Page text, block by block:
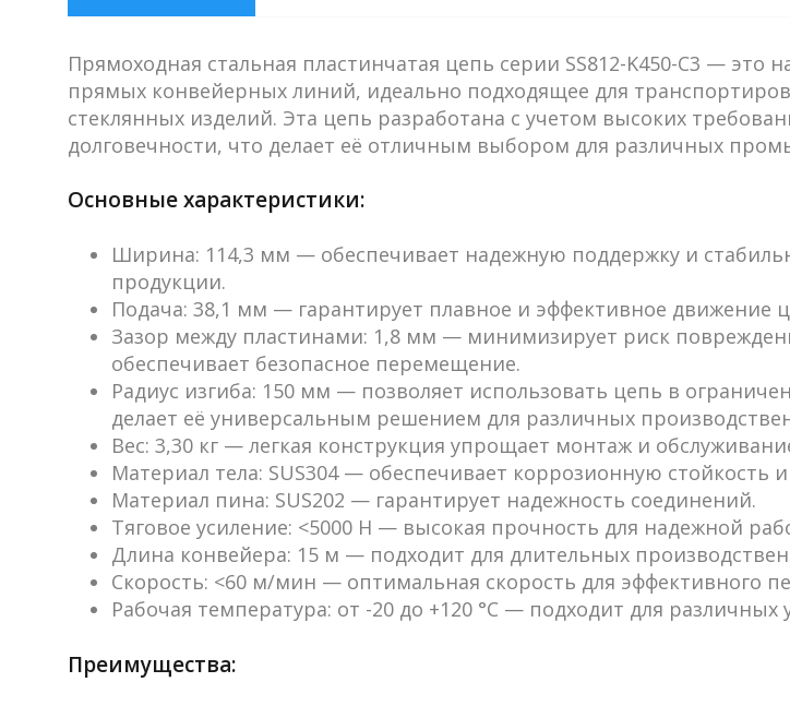
Прямоходная стальная пластинчатая цепь серии SS812-K450-C3 — это
прямых конвейерных линий, идеально подходящее для
стеклянных изделий. Эта цепь разработана с учетом высоких
долговечности, что делает её отличным выбором для различных
Основные характеристики:
Ширина: 114,3 мм — обеспечивает надежную поддержку и
продукции.
Подача: 38,1 мм — гарантирует плавное и эффективное движение
Зазор между пластинами: 1,8 мм — минимизирует риск
обеспечивает безопасное перемещение.
Радиус изгиба: 150 мм — позволяет использовать цепь в
делает её универсальным решением для различных
Вес: 3,30 кг — легкая конструкция упрощает монтаж и
Материал тела: SUS304 — обеспечивает коррозионную стойкость
Материал пина: SUS202 — гарантирует надежность соединений.
Тяговое усиление: <5000 Н — высокая прочность для надежной
Длина конвейера: 15 м — подходит для длительных
Скорость: <60 м/мин — оптимальная скорость для эффективного
Рабочая температура: от -20 до +120 °C — подходит для различных
Преимущества: